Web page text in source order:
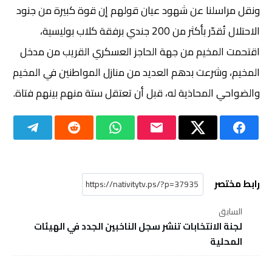
ونقل مراسلنا عن شهود عيان قولهم إن قوة كبيرة من جنود
الاحتلال تُقدّر بأكثر من 200 جندي برفقة كلاب بوليسية،
اقتحمت المخيم من جهة الحاجز العسكري القريب من مدخل
المخيم، وشرعت بدهم العديد من منازل المواطنين في المخيم
والضواحي المحاذية له، قبل أن تعتقل ستة منهم بينهم فتاة.
رابط مختصر
السابق
لجنة الانتخابات تنشر سجل الناخبين الجدد في الهيئات
المحلية